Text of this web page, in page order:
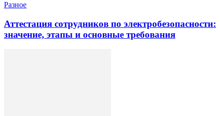
Разное
Аттестация сотрудников по электробезопасности:
значение, этапы и основные требования